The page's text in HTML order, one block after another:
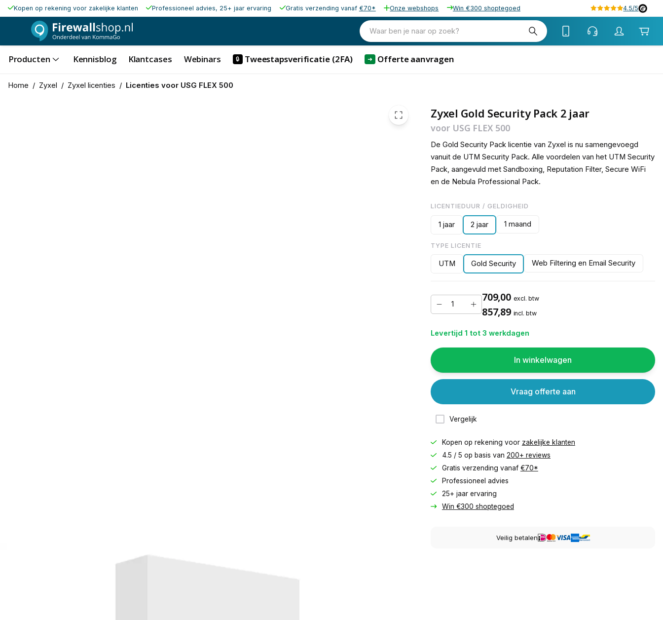
Kopen op rekening voor zakelijke klanten Professioneel advies, 25+ jaar ervaring Gratis verzending vanaf €70* Onze webshops Win €300 shoptegoed 4.5/5
Waar ben je naar op zoek?
Producten Kennisblog Klantcases Webinars 🔒 Tweestapsverificatie (2FA) ➜ Offerte aanvragen
Home / Zyxel / Zyxel licenties / Licenties voor USG FLEX 500
Zyxel Gold Security Pack 2 jaar
voor USG FLEX 500
De Gold Security Pack licentie van Zyxel is nu samengevoegd
vanuit de UTM Security Pack. Alle voordelen van het UTM Security
Pack, aangevuld met Sandboxing, Reputation Filter, Secure WiFi
en de Nebula Professional Pack.
LICENTIEDUUR / GELDIGHEID
1 jaar 2 jaar 1 maand
TYPE LICENTIE
UTM Gold Security Web Filtering en Email Security
709,00 excl. btw
857,89 incl. btw
Levertijd 1 tot 3 werkdagen
In winkelwagen
Vergelijk
Vraag offerte aan
Kopen op rekening voor zakelijke klanten
4.5 / 5 op basis van 200+ reviews
Gratis verzending vanaf €70*
Professioneel advies
25+ jaar ervaring
Win €300 shoptegoed
Veilig betalen
€ 47,43